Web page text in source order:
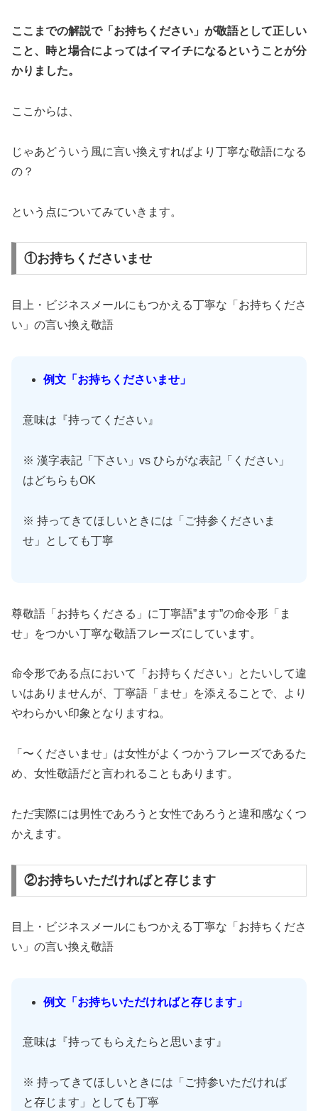
ここまでの解説で「お持ちください」が敬語として正しい
こと、時と場合によってはイマイチになるということが分
かりました。
ここからは、
じゃあどういう風に言い換えすればより丁寧な敬語になる
の？
という点についてみていきます。
①お持ちくださいませ
目上・ビジネスメールにもつかえる丁寧な「お持ちくださ
い」の言い換え敬語
例文「お持ちくださいませ」
意味は『持ってください』
※ 漢字表記「下さい」vs ひらがな表記「ください」
はどちらもOK
※ 持ってきてほしいときには「ご持参くださいま
せ」としても丁寧
尊敬語「お持ちくださる」に丁寧語”ます”の命令形「ま
せ」をつかい丁寧な敬語フレーズにしています。
命令形である点において「お持ちください」とたいして違
いはありませんが、丁寧語「ませ」を添えることで、より
やわらかい印象となりますね。
「〜くださいませ」は女性がよくつかうフレーズであるた
め、女性敬語だと言われることもあります。
ただ実際には男性であろうと女性であろうと違和感なくつ
かえます。
②お持ちいただければと存じます
目上・ビジネスメールにもつかえる丁寧な「お持ちくださ
い」の言い換え敬語
例文「お持ちいただければと存じます」
意味は『持ってもらえたらと思います』
※ 持ってきてほしいときには「ご持参いただければ
と存じます」としても丁寧